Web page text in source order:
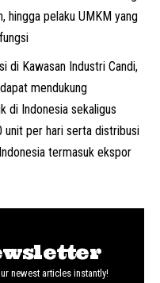
hingga pelaku UMKM yang
di Kawasan Industri Candi,
mendukung
di Indonesia sekaligus
per hari serta distribusi
termasuk ekspor
newest articles instantly!